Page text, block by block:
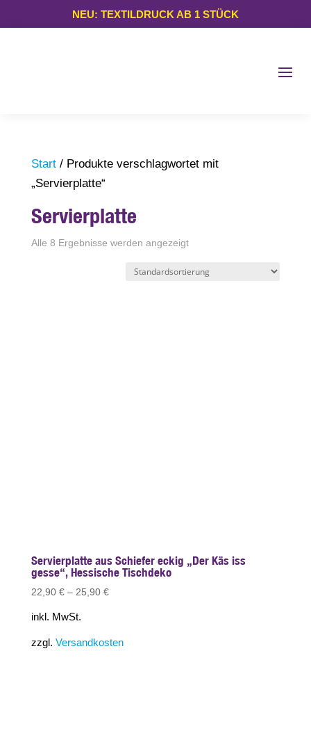
NEU: TEXTILDRUCK AB 1 STÜCK
Start/ Produkte verschlagwortet mit
„Servierplatte“
Servierplatte
Alle 8 Ergebnisse werden angezeigt
Servierplatte aus Schiefer eckig „Der Käs iss
gesse“, Hessische Tischdeko
22,90 €– 25,90 €
inkl. MwSt.
zzgl. Versandkosten